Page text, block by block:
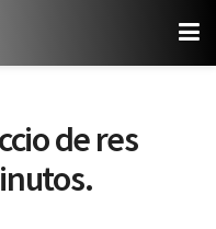
de res